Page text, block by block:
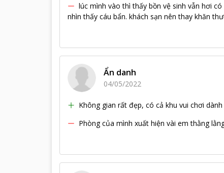
lúc mình vào thì thấy bồn vệ sinh vẫn hơi
nhìn thấy cáu bẩn. khách sạn nên thay khăn
Ẩn danh
04/05/2022
Không gian rất đẹp, có cả khu vui chơi
Phòng của mình xuất hiện vài em thằng